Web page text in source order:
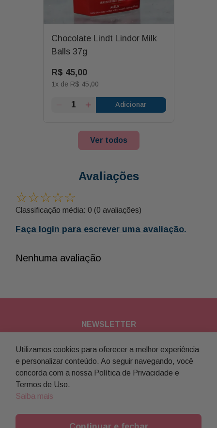
Chocolate Lindt Lindor Milk
Balls 37g
R$ 45,00
1x de R$ 45,00
Adicionar
Ver todos
Avaliações
☆☆☆☆☆
Classificação média: 0 (0 avaliações)
Faça login para escrever uma avaliação.
Nenhuma avaliação
NEWSLETTER
Assine nossa newsletter para
receber novidades e promoções
Utilizamos cookies para oferecer a melhor experiência
e personalizar conteúdo. Ao seguir navegando, você
concorda com a nossa Política de Privacidade e
Termos de Uso.
Saiba mais